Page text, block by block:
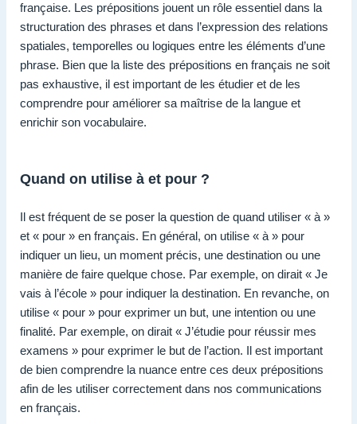
française. Les prépositions jouent un rôle essentiel dans la
structuration des phrases et dans l’expression des relations
spatiales, temporelles ou logiques entre les éléments d’une
phrase. Bien que la liste des prépositions en français ne soit
pas exhaustive, il est important de les étudier et de les
comprendre pour améliorer sa maîtrise de la langue et
enrichir son vocabulaire.
Quand on utilise à et pour ?
Il est fréquent de se poser la question de quand utiliser « à »
et « pour » en français. En général, on utilise « à » pour
indiquer un lieu, un moment précis, une destination ou une
manière de faire quelque chose. Par exemple, on dirait « Je
vais à l’école » pour indiquer la destination. En revanche, on
utilise « pour » pour exprimer un but, une intention ou une
finalité. Par exemple, on dirait « J’étudie pour réussir mes
examens » pour exprimer le but de l’action. Il est important
de bien comprendre la nuance entre ces deux prépositions
afin de les utiliser correctement dans nos communications
en français.